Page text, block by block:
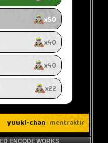
ENCODE WORKS